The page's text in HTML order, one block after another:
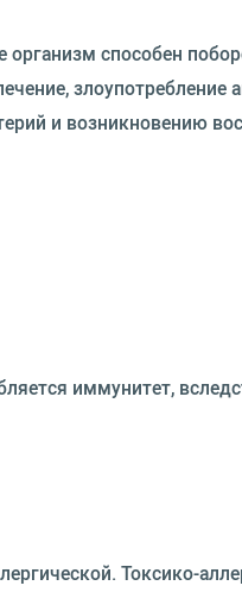
способен
злоупотребление
и возникновению
иммунитет,
Токсико-